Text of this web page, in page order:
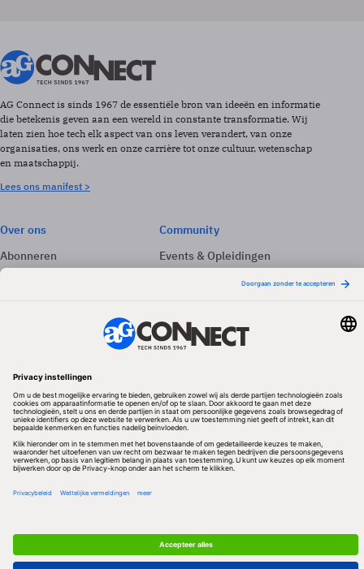
AG Connect is sinds 1967 de essentiële bron van ideeën en informatie
die betekenis geven aan een wereld in constante transformatie. Wij
laten zien hoe tech elk aspect van ons leven verandert, van onze
organisaties, ons werk en onze carrière tot onze cultuur, wetenschap
en maatschappij.
Lees ons manifest >
Over ons
Abonneren
Adverteren
Community
Events & Opleidingen
Volg ons
Redactionele partner
Algemene Voorwaarden & Copyrights